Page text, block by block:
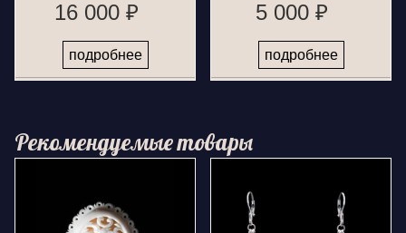
16 000 ₽
подробнее
5 000 ₽
подробнее
Рекомендуемые товары